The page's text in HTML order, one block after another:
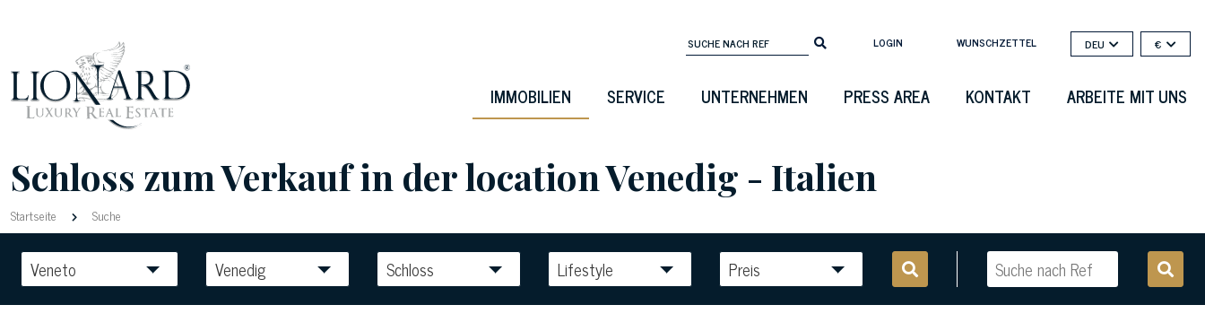
LOGIN WUNSCHZETTEL DEU €
IMMOBILIEN SERVICE UNTERNEHMEN PRESS AREA KONTAKT ARBEITE MIT UNS
Schloss zum Verkauf in der location Venedig - Italien
Startseite Suche
Veneto Venedig Schloss Lifestyle Preis